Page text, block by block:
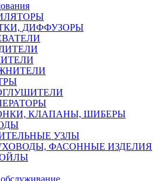
ДИФФУЗОРЫ
КЛАПАНЫ, ШИБЕРЫ
УЗЛЫ
ФАСОННЫЕ ИЗДЕЛИЯ